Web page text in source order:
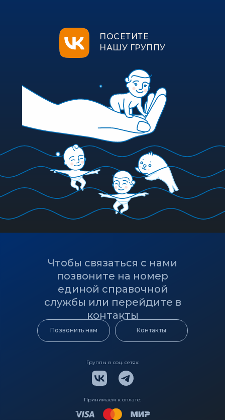
ПОСЕТИТЕ
НАШУ ГРУППУ
Принимаем к оплате:
Группы в соц. сетях:
Чтобы связаться с нами
позвоните на номер
единой справочной
службы или перейдите в
контакты
Контакты
Позвонить нам